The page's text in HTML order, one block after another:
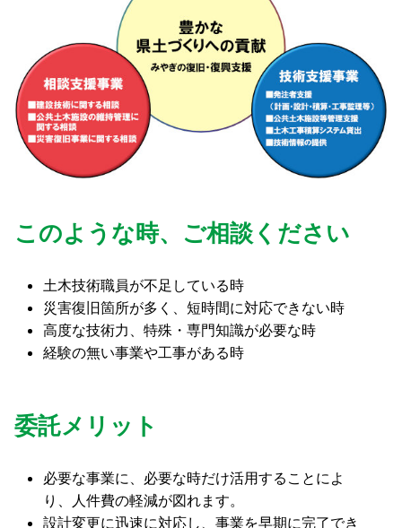
このような時、ご相談ください
土木技術職員が不足している時
災害復旧箇所が多く、短時間に対応できない時
高度な技術力、特殊・専門知識が必要な時
経験の無い事業や工事がある時
委託メリット
必要な事業に、必要な時だけ活用することによ
り、人件費の軽減が図れます。
設計変更に迅速に対応し、事業を早期に完了でき